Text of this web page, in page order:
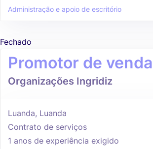
Administração e apoio de escritório
Fechado
Promotor de
Organizações Ingridiz
Luanda, Luanda
Contrato de serviços
1 anos de experiência exigido